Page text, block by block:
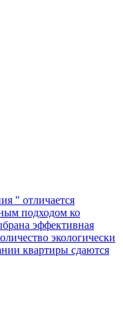
" отличается
подходом ко
эффективная
экологически
квартиры сдаются